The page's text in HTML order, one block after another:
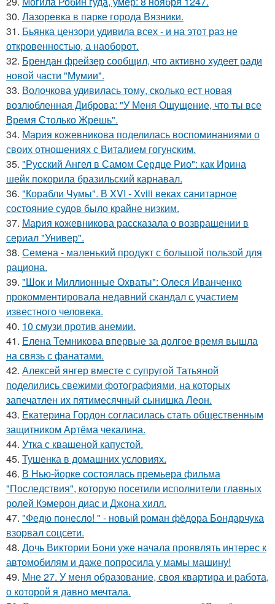
30. Лазоревка в парке города Вязники.
31. Бьянка цензори удивила всех - и на этот раз не
откровенностью, а наоборот.
32. Брендан фрейзер сообщил, что активно худеет ради
новой части "Мумии".
33. Волочкова удивилась тому, сколько ест новая
возлюбленная Диброва: "У Меня Ощущение, что ты все
Время Столько Жрешь".
34. Мария кожевникова поделилась воспоминаниями о
своих отношениях с Виталием гогунским.
35. "Русский Ангел в Самом Сердце Рио": как Ирина
шейк покорила бразильский карнавал.
36. "Корабли Чумы". В XVI - Xviii веках санитарное
состояние судов было крайне низким.
37. Мария кожевникова рассказала о возвращении в
сериал "Универ".
38. Семена - маленький продукт с большой пользой для
рациона.
39. "Шок и Миллионные Охваты": Олеся Иванченко
прокомментировала недавний скандал с участием
известного человека.
40. 10 смузи против анемии.
41. Елена Темникова впервые за долгое время вышла
на связь с фанатами.
42. Алексей янгер вместе с супругой Татьяной
поделились свежими фотографиями, на которых
запечатлен их пятимесячный сынишка Леон.
43. Екатерина Гордон согласилась стать общественным
защитником Артёма чекалина.
44. Утка с квашеной капустой.
45. Тушенка в домашних условиях.
46. В Нью-йорке состоялась премьера фильма
"Последствия", которую посетили исполнители главных
ролей Кэмерон диас и Джона хилл.
47. "Федю понесло! " - новый роман фёдора Бондарчука
взорвал соцсети.
48. Дочь Виктории Бони уже начала проявлять интерес к
автомобилям и даже попросила у мамы машину!
49. Мне 27. У меня образование, своя квартира и работа,
о которой я давно мечтала.